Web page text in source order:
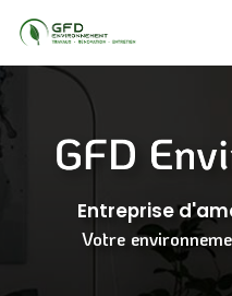
au
contenu
principal
Entreprise
Votre